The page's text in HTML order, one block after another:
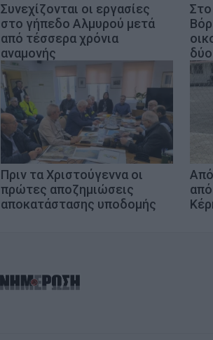
Συνεχίζονται οι εργασίες
στο γήπεδο Αλμυρού μετά
από τέσσερα χρόνια
αναμονής
Πριν τα Χριστούγεννα οι
πρώτες αποζημιώσεις
αποκατάστασης υποδομής